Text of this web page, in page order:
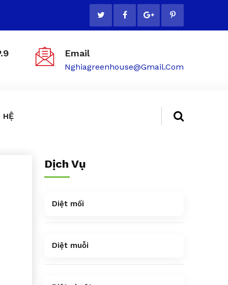
Email
Nghiagreenhouse@gmail.com
HỆ
Dịch Vụ
Diệt mối
Diệt muỗi